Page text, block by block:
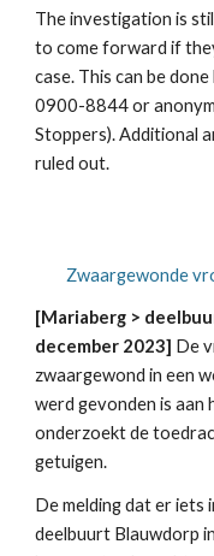
The investigation is
to come forward if
case. This can be
0900-8844 or
Stoppers). Additional
ruled out.
Zwaargewonde
[Mariaberg >
december 2023] De
zwaargewond in een
werd gevonden is aan
onderzoekt de
getuigen.
De melding dat er iets
deelbuurt Blauwdorp